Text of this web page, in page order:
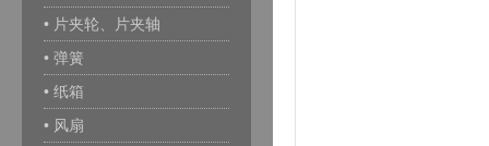
• 片夹轮、片夹轴
• 弹簧
• 纸箱
• 风扇